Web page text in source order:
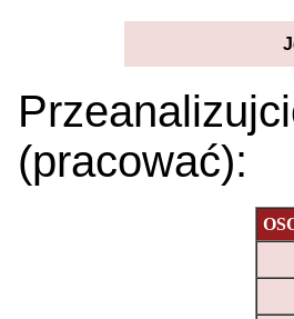
(pracować):